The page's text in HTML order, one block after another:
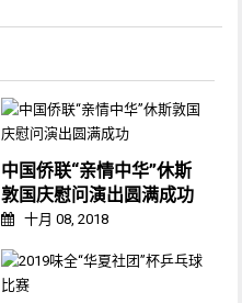
中国侨联“亲情中华”休斯
敦国庆慰问演出圆满成功
十月 08, 2018